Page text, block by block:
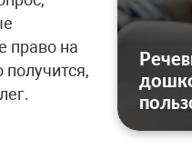
право на
получится,